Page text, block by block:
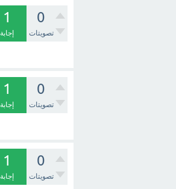
0
تصويتات
1
إجابة
0
تصويتات
1
إجابة
0
تصويتات
1
إجابة